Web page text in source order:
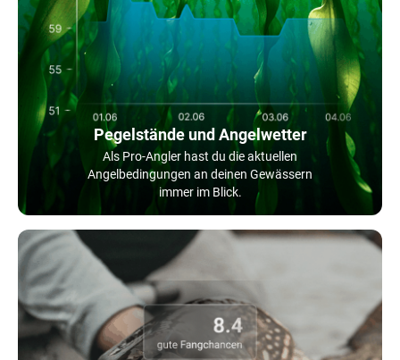
Pegelstände und Angelwetter
Als Pro-Angler hast du die aktuellen
Angelbedingungen an deinen Gewässern
immer im Blick.